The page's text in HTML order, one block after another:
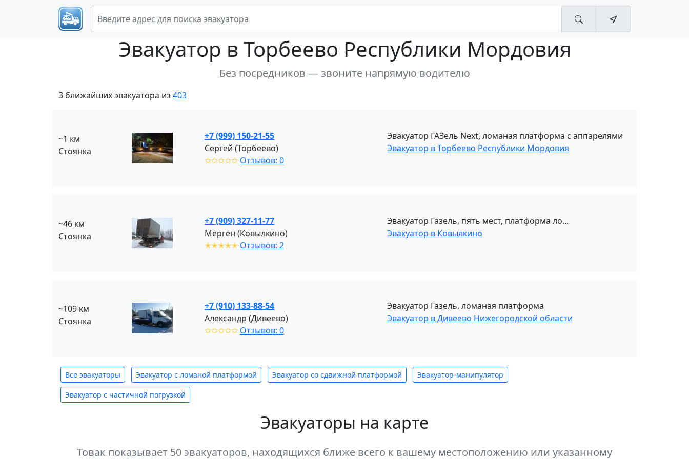
Эвакуатор в Торбеево Республики Мордовия
Без посредников — звоните напрямую водителю
3 ближайших эвакуатора из 403
~1 км
Стоянка
+7 (999) 150-21-55
Сергей (Торбеево)
✩✩✩✩✩ Отзывов: 0
Эвакуатор ГАЗель Next, ломаная платформа с аппарелями
Эвакуатор в Торбеево Республики Мордовия
~46 км
Стоянка
+7 (909) 327-11-77
Мерген (Ковылкино)
✭✭✭✭✭ Отзывов: 2
Эвакуатор Газель, пять мест, платформа ло...
Эвакуатор в Ковылкино
~109 км
Стоянка
+7 (910) 133-88-54
Александр (Дивеево)
✩✩✩✩✩ Отзывов: 0
Эвакуатор Газель, ломаная платформа
Эвакуатор в Дивеево Нижегородской области
Все эвакуаторы Эвакуатор с ломаной платформой Эвакуатор со сдвижной платформой Эвакуатор-манипулятор
Эвакуатор с частичной погрузкой
Эвакуаторы на карте
Товак показывает 50 эвакуаторов, находящихся ближе всего к вашему местоположению или указанному